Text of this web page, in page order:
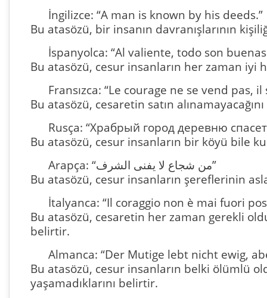
İngilizce: “A man is known by his deeds.”
Bu atasözü, bir insanın davranışlarının
İspanyolca: “Al valiente, todo son
Bu atasözü, cesur insanların her zaman iyi
Fransızca: “Le courage ne se vend pas,
Bu atasözü, cesaretin satın
Rusça: “Храбрый город деревню
Bu atasözü, cesur insanların bir köyü bile
Arapça: “من شجاع لا يفنى الشرف”
Bu atasözü, cesur insanların şereflerinin
İtalyanca: “Il coraggio non è mai fuori
Bu atasözü, cesaretin her zaman gerekli
belirtir.
Almanca: “Der Mutige lebt nicht ewig,
Bu atasözü, cesur insanların belki ölümlü
yaşamadıklarını belirtir.